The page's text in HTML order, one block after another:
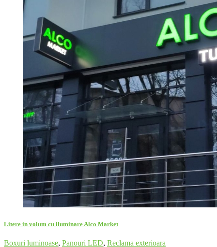
Litere in volum cu iluminare Alco Market
Boxuri luminoase, Panouri LED, Reclama exterioara